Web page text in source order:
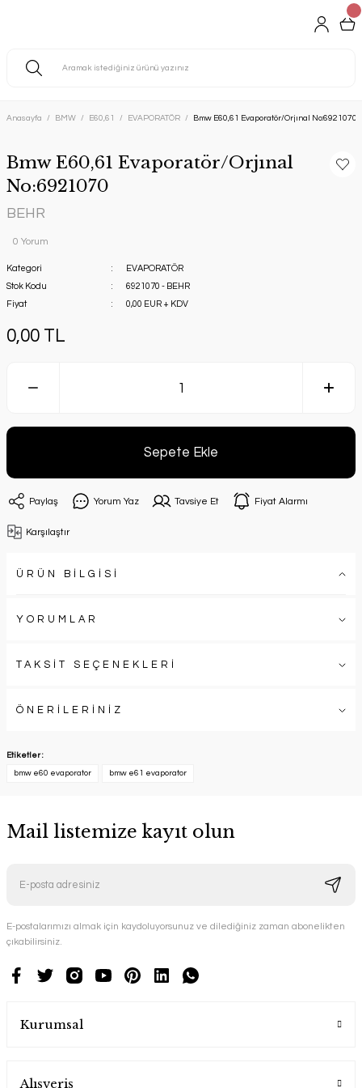
Anasayfa BMW E60,61 EVAPORATÖR Bmw E60,61 Evaporatör/Orjınal No:6921070
Bmw E60,61 Evaporatör/Orjınal
No:6921070
BEHR
0 Yorum
Kategori
EVAPORATÖR
Stok Kodu
6921070 - BEHR
Fiyat
0,00 EUR + KDV
0,00 TL
Sepete Ekle
Paylaş Yorum Yaz Tavsiye Et Fiyat Alarmı
Karşılaştır
ÜRÜN BİLGİSİ
YORUMLAR
TAKSİT SEÇENEKLERİ
ÖNERİLERİNİZ
Etiketler :
bmw e60 evaporator bmw e61 evaporator
Mail listemize kayıt olun
E-postalarımızı almak için kaydoluyorsunuz ve dilediğiniz zaman abonelikten
çıkabilirsiniz.
Kurumsal
Alışveriş